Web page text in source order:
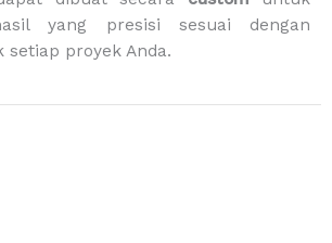
yang presisi sesuai dengan
proyek Anda.